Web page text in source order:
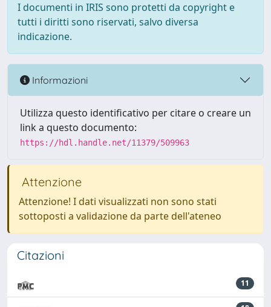
I documenti in IRIS sono protetti da copyright e
tutti i diritti sono riservati, salvo diversa
indicazione.
Informazioni
Utilizza questo identificativo per citare o creare un
link a questo documento:
https://hdl.handle.net/11379/509963
Attenzione
Attenzione! I dati visualizzati non sono stati
sottoposti a validazione da parte dell'ateneo
Citazioni
11